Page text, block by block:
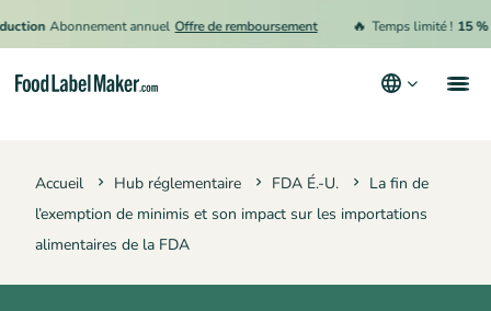
Abonnement annuel Offre de remboursement 🔥 Temps limité ! 15 % de
Accueil Hub réglementaire FDA É.-U.
La fin de
l’exemption de minimis et son impact sur les importations
alimentaires de la FDA
Tarification
Engager un expert